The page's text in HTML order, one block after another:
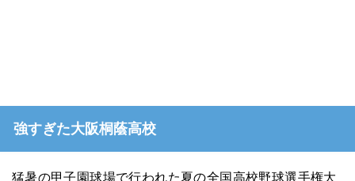
強すぎた大阪桐蔭高校
猛暑の甲子園球場で行われた夏の全国高校野球選手権大